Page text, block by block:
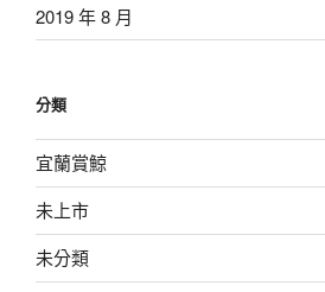
2019 年 8 月
分類
宜蘭賞鯨
未上市
未分類